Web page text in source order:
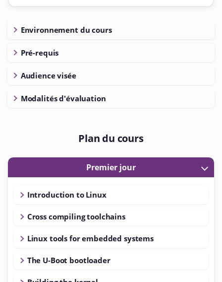
Environnement du cours
Pré-requis
Audience visée
Modalités d'évaluation
Plan du cours
Premier jour
Introduction to Linux
Cross compiling toolchains
Linux tools for embedded systems
The U-Boot bootloader